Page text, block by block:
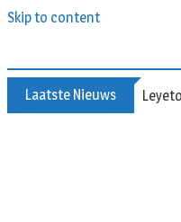
Skip to content
Laatste Nieuws 60+